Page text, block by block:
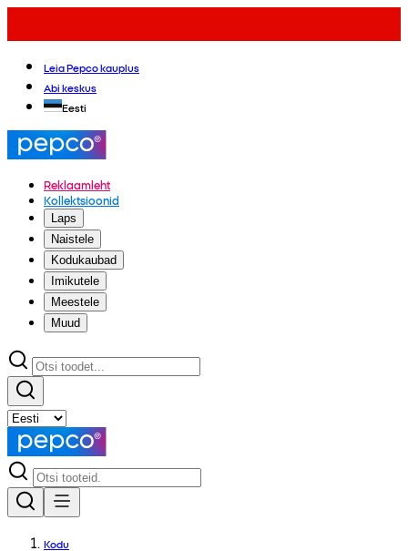
Leia Pepco kauplus
Abi keskus
Eesti
Reklaamleht
Kollektsioonid
Laps
Naistele
Kodukaubad
Imikutele
Meestele
Muud
Kodu